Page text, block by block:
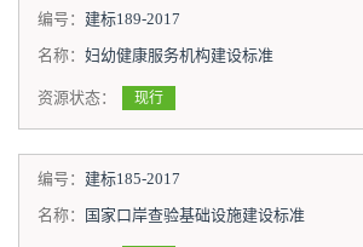
编号： 建标189-2017
名称： 妇幼健康服务机构建设标准
资源状态： 现行
编号： 建标185-2017
名称：
国家口岸查验基础设施建设标准